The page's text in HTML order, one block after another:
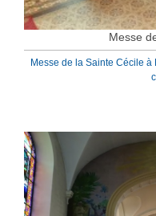
Messe
Messe de la Sainte Cécile